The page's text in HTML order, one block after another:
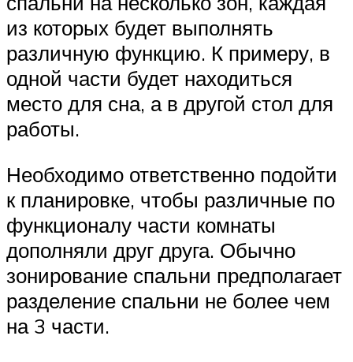
из которых будет выполнять
различную функцию. К примеру, в
одной части будет находиться
место для сна, а в другой стол для
работы.
Необходимо ответственно подойти
к планировке, чтобы различные по
функционалу части комнаты
дополняли друг друга. Обычно
зонирование спальни предполагает
разделение спальни не более чем
на 3 части.